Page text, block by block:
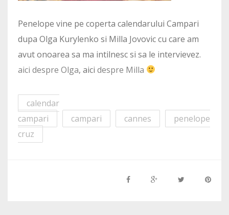
Penelope vine pe coperta calendarului Campari
dupa Olga Kurylenko si Milla Jovovic cu care am
avut onoarea sa ma intilnesc si sa le intervievez.
aici despre Olga, aici despre Milla
calendar
campari
campari cannes
penelope
cruz